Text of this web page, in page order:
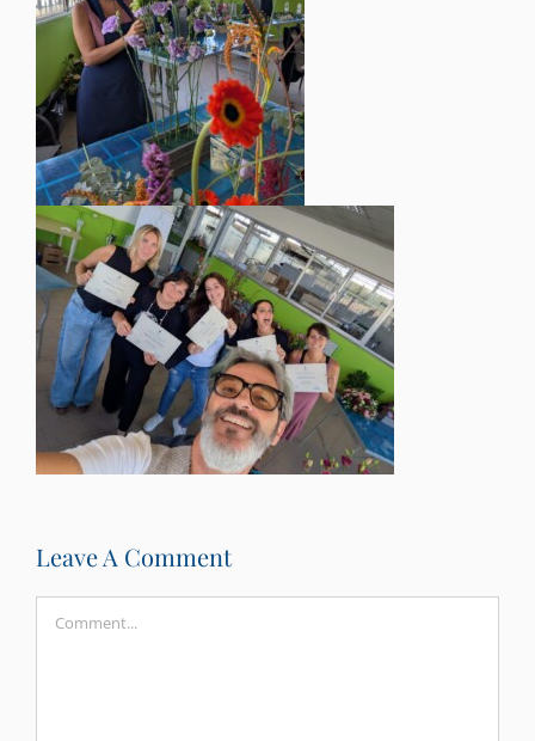
Leave A Comment
Comment